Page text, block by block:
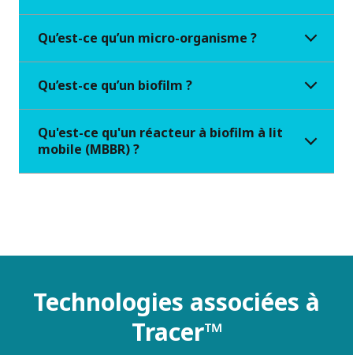
Qu’est-ce qu’un micro-organisme ?
Qu’est-ce qu’un biofilm ?
Qu'est-ce qu'un réacteur à biofilm à lit
mobile (MBBR) ?
Technologies associées à
Tracer™